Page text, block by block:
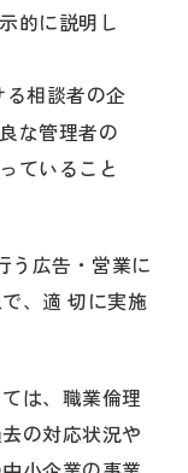
的に説明し
相談者の企
な管理者の
ていること
う広告・営業に
、適 切に実施
は、職業倫理
の対応状況や